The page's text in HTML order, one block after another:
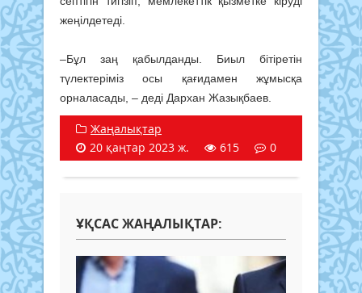
жеңілдетеді.
–Бұл заң қабылданды. Биыл бітіретін
түлектеріміз осы қағидамен жұмысқа
орналасады, – деді Дархан Жазықбаев.
Жаңалықтар
20 қаңтар 2023 ж.
615 0
ҰҚСАС ЖАҢАЛЫҚТАР: